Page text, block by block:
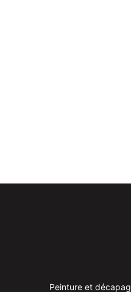
Peinture et